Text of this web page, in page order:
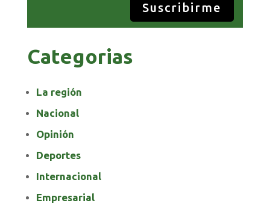
Suscribirme
Categorias
La región
Nacional
Opinión
Deportes
Internacional
Empresarial